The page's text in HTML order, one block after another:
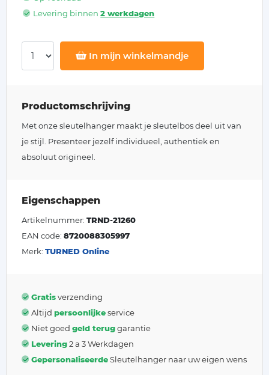
Levering binnen2 werkdagen
In mijn winkelmandje
Productomschrijving
Met onze sleutelhanger maakt je sleutelbos deel uit van
je stijl. Presenteer jezelf individueel, authentiek en
absoluut origineel.
Eigenschappen
Artikelnummer: TRND-21260
EAN code: 8720088305997
Merk: TURNED Online
Gratisverzending
Altijd persoonlijkeservice
Niet goed geld teruggarantie
Levering2 a 3 Werkdagen
GepersonaliseerdeSleutelhanger naar uw eigen wens